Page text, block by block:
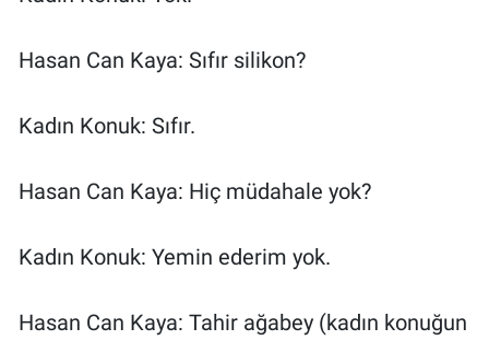
Hasan Can Kaya: Sıfır silikon?
Kadın Konuk: Sıfır.
Hasan Can Kaya: Hiç müdahale yok?
Kadın Konuk: Yemin ederim yok.
Hasan Can Kaya: Tahir ağabey (kadın konuğun